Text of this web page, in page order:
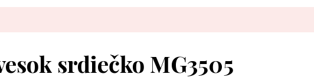
srdiečko MG3505